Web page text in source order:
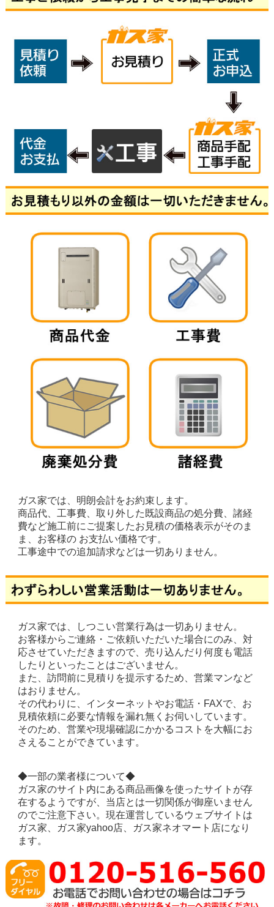
ガス家では、明朗会計をお約束します。
商品代、工事費、取り外した既設商品の処分費、諸経
費など施工前にご提案したお見積の価格表示がそのま
ま、お客様の お支払い価格です。
工事途中での追加請求などは一切ありません。
ガス家では、しつこい営業行為は一切ありません。
お客様からご連絡・ご依頼いただいた場合にのみ、対
応させていただきますので、売り込んだり何度も電話
したりといったことはございません。
また、訪問前に見積りを提示するため、営業マンなど
はおりません。
その代わりに、インターネットやお電話・FAXで、お
見積依頼に必要な情報を漏れ無くお伺いしています。
そのため、営業や現場確認にかかるコストを大幅にお
さえることができています。
◆一部の業者様について◆
ガス家のサイト内にある商品画像を使ったサイトが存
在するようですが、当店とは一切関係が御座いません
のでご注意下さい。現在運営しているウェブサイトは
ガス家、ガス家yahoo店、ガス家ネオマート店になり
ます。